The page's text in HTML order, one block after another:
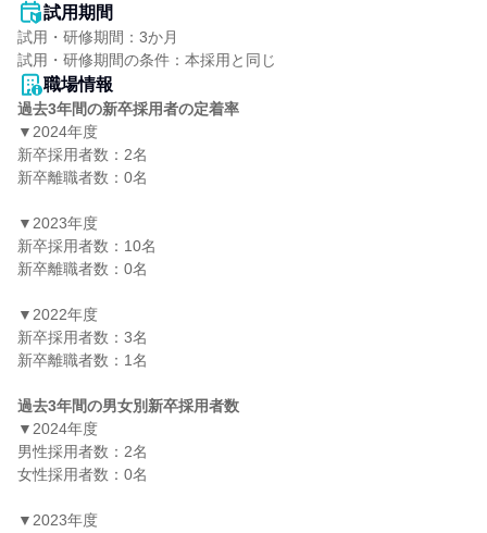
試用期間
試用・研修期間：3か月
職場情報
過去3年間の新卒採用者の定着率
▼2024年度
新卒採用者数：2名
新卒離職者数：0名
▼2023年度
新卒採用者数：10名
新卒離職者数：0名
▼2022年度
新卒採用者数：3名
新卒離職者数：1名
過去3年間の男女別新卒採用者数
▼2024年度
男性採用者数：2名
女性採用者数：0名
▼2023年度